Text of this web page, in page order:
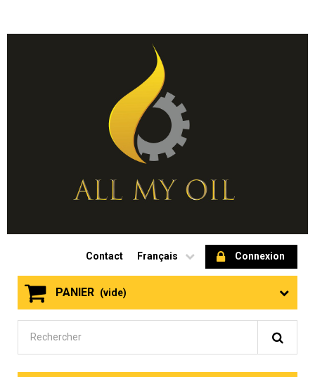
Connexion
Français
Contact
PANIER (vide)